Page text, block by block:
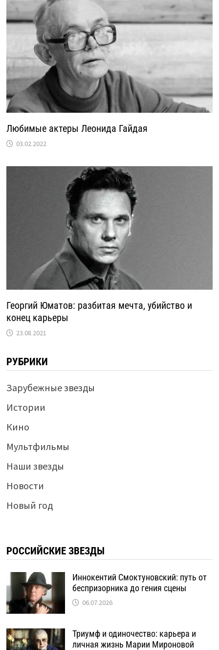
Любимые актеры Леонида Гайдая
03.02.2022
Георгий Юматов: разбитая мечта, убийство и
конец карьеры
23.08.2021
РУБРИКИ
Зарубежные звезды
Истории
Кино
Мультфильмы
Наши звезды
Новости
Новый год
РОССИЙСКИЕ ЗВЕЗДЫ
Иннокентий Смоктуновский: путь от
беспризорника до гения сцены
06.07.2026
Триумф и одиночество: карьера и
личная жизнь Марии Мироновой